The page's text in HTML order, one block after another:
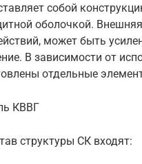
собой
оболочкой.
может быть
В зависимости от
отдельные
КВВГ
структуры СК входят: